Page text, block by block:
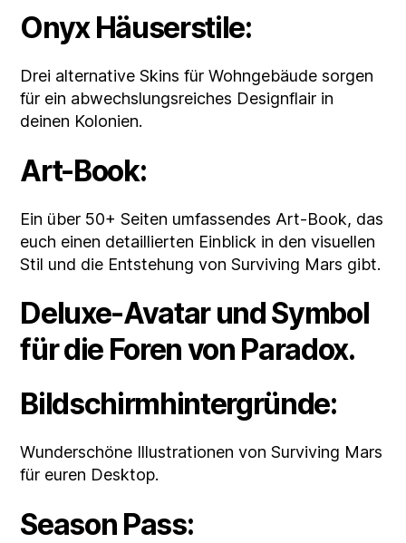
Onyx Häuserstile:
Drei alternative Skins für Wohngebäude sorgen
für ein abwechslungsreiches Designflair in
deinen Kolonien.
Art-Book:
Ein über 50+ Seiten umfassendes Art-Book, das
euch einen detaillierten Einblick in den visuellen
Stil und die Entstehung von Surviving Mars gibt.
Deluxe-Avatar und Symbol
für die Foren von Paradox.
Bildschirmhintergründe:
Wunderschöne Illustrationen von Surviving Mars
für euren Desktop.
Season Pass: